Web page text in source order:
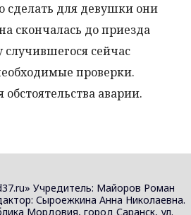
сделать для девушки они
скончалась до приезда
случившегося сейчас
проверки.
аварии.
Учредитель: Майоров Роман
Сыроежкина Анна Николаевна.
Мордовия, город Саранск, ул.